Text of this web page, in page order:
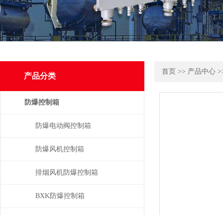
首页 >> 产品中心
产品分类
防爆控制箱
防爆电动阀控制箱
防爆风机控制箱
排烟风机防爆控制箱
BXK防爆控制箱